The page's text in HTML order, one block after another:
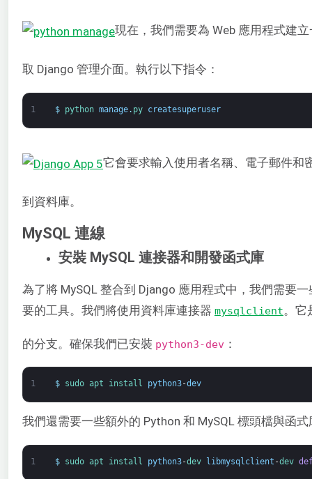
現在，我們需要為 Web 應用程式建
取 Django 管理介面。執行以下指令：
1 $ python manage. py createsuperuser
它會要求輸入使用者名稱、電子郵件和
到資料庫。
MySQL 連線
安裝 MySQL 連接器和開發函式庫
為了將 MySQL 整合到 Django 應用程式中，我們需要
要的工具。我們將使用資料庫連接器 mysqlclient。它
的分支。確保我們已安裝 python3-dev ：
1 $ sudo apt install python3-dev
我們還需要一些額外的 Python 和 MySQL 標頭檔與函式
1 $ sudo apt install python3-dev libmysqlclient -dev